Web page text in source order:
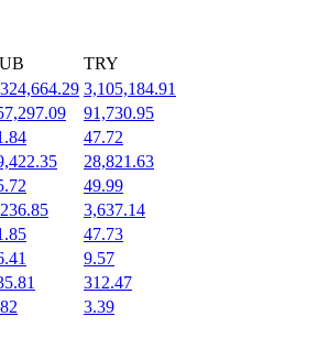
TRY
3,105,184.91
91,730.95
47.72
28,821.63
49.99
3,637.14
47.73
9.57
312.47
3.39